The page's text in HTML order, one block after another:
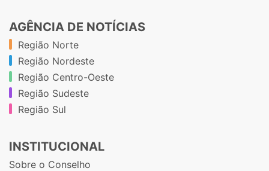
AGÊNCIA DE NOTÍCIAS
Região Norte
Região Nordeste
Região Centro-Oeste
Região Sudeste
Região Sul
INSTITUCIONAL
Sobre o Conselho